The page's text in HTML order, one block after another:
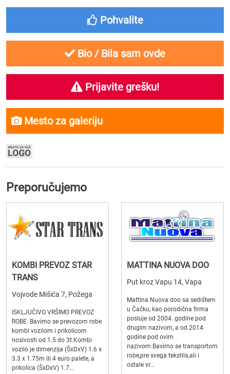
Pohvalite
Bio / Bila sam ovde
Prijavite grešku!
Mesto za galeriju
Preporučujemo
KOMBI PREVOZ STAR
TRANS
Vojvode Mišića 7, Požega
ISKLJUČIVO VRŠIMO PREVOZ
ROBE. Bavimo se prevozom robe
kombi vozilom i prikolicom
nosivosti od 1.5 do 3t.Kombi
vozilo je dimenzija (ŠxDxV) 1.6 x
3.3 x 1.75m ili 4 euro palete, a
prikolica (ŠxDxV) 1.7...
MATTINA NUOVA DOO
Put kroz Vapu 14, Vapa
Mattina Nuova doo sa sedištem
u Čačku, kao porodična firma
posluje od 2004. godine pod
drugim nazivom, a od 2014.
godine pod ovim
nazivom.Bavimo se transportom
robe,pre svega tekstila,ali i
ostale vr...